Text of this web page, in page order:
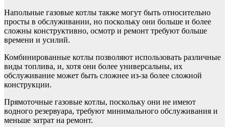
Напольные газовые котлы также могут быть относительно
просты в обслуживании, но поскольку они больше и более
сложны конструктивно, осмотр и ремонт требуют больше
времени и усилий.
Комбинированные котлы позволяют использовать различные
виды топлива, и, хотя они более универсальны, их
обслуживание может быть сложнее из-за более сложной
конструкции.
Прямоточные газовые котлы, поскольку они не имеют
водного резервуара, требуют минимального обслуживания и
меньше затрат на ремонт.